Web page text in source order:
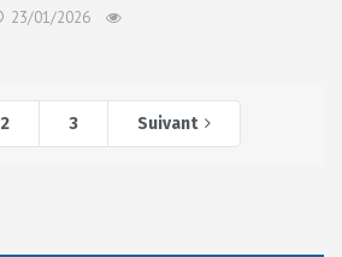
23/01/2026
2 3 Suivant